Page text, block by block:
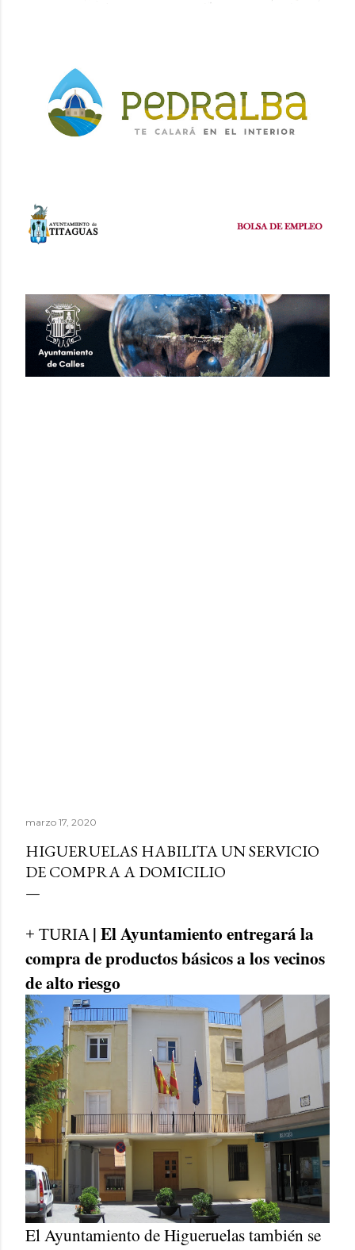
marzo 17, 2020
HIGUERUELAS HABILITA UN SERVICIO
DE COMPRA A DOMICILIO
+ TURIA | El Ayuntamiento entregará la
compra de productos básicos a los vecinos
de alto riesgo
El Ayuntamiento de Higueruelas también se